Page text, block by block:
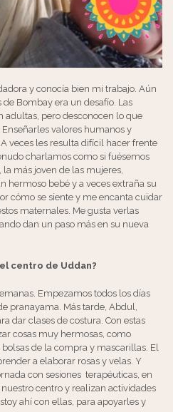
y conocía bien mi trabajo. Aún
Bombay era un desafío. Las
adultas, pero desconocen lo que
valores humanos y
veces les resulta difícil hacer frente
charlamos como si fuésemos
más joven de las mujeres,
hermoso bebé y a veces extraña su
cómo se siente y me encanta cuidar
maternales. Me gusta verlas
dan un paso más en su nueva
centro de Uddan?
Empezamos todos los días
pranayama. Más tarde, Abdul,
dar clases de costura. Con estas
cosas muy hermosas, como
de la compra y mascarillas. El
a elaborar rosas y velas. Y
con sesiones terapéuticas, en
centro y realizan actividades
ahí con ellas, para apoyarles y